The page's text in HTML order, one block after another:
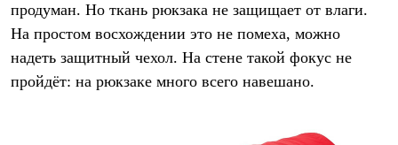
продуман. Но ткань рюкзака не защищает от влаги.
На простом восхождении это не помеха, можно
надеть защитный чехол. На стене такой фокус не
пройдёт: на рюкзаке много всего навешано.